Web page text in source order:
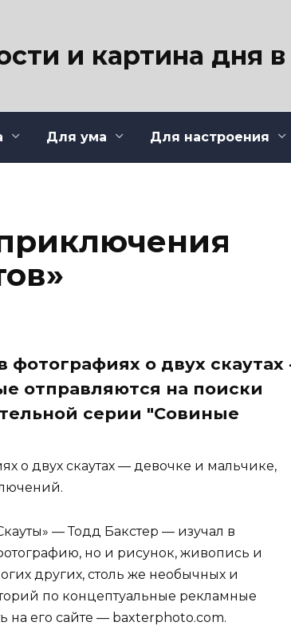
и картина дня
Для ума Для настроения
фотографиях о двух скаутах
отправляются на поиски
серии "Совиные
о двух скаутах — девочке и мальчике,
— Тодд Бакстер — изучал в
но и рисунок, живопись и
других, столь же необычных и
по концептуальные рекламные
на его сайте — baxterphoto.com.